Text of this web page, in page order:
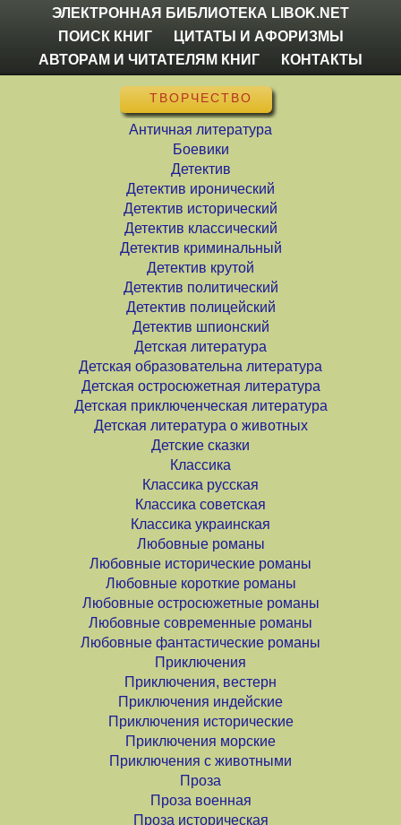
ЭЛЕКТРОННАЯ БИБЛИОТЕКА LIBOK.NET
ПОИСК КНИГ
ЦИТАТЫ И АФОРИЗМЫ
АВТОРАМ И ЧИТАТЕЛЯМ КНИГ
КОНТАКТЫ
ТВОРЧЕСТВО
Античная литература
Боевики
Детектив
Детектив иронический
Детектив исторический
Детектив классический
Детектив криминальный
Детектив крутой
Детектив политический
Детектив полицейский
Детектив шпионский
Детская литература
Детская образовательна литература
Детская остросюжетная литература
Детская приключенческая литература
Детская литература о животных
Детские сказки
Классика
Классика русская
Классика советская
Классика украинская
Любовные романы
Любовные исторические романы
Любовные короткие романы
Любовные остросюжетные романы
Любовные современные романы
Любовные фантастические романы
Приключения
Приключения, вестерн
Приключения индейские
Приключения исторические
Приключения морские
Приключения с животными
Проза
Проза военная
Проза историческая